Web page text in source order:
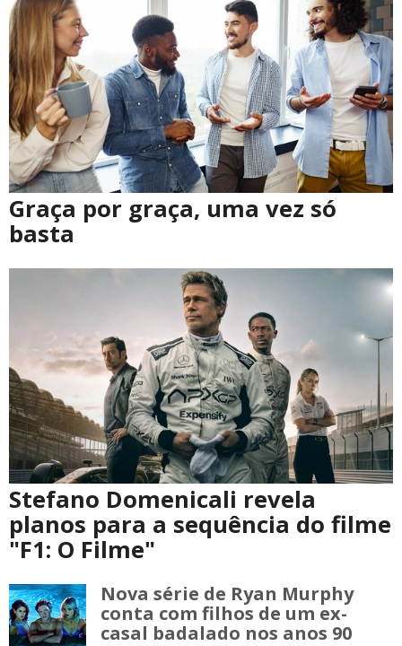
Graça por graça, uma vez só
basta
Stefano Domenicali revela
planos para a sequência do filme
"F1: O Filme"
Nova série de Ryan Murphy
conta com filhos de um ex-
casal badalado nos anos 90